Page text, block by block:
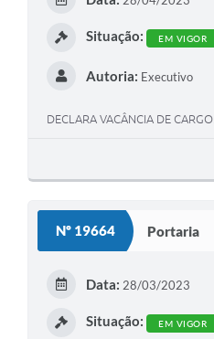
Situação: EM VIGOR
Autoria: Executivo
DECLARA VACÂNCIA DE CARGO.
Nº 19664 Portaria
Data: 28/03/2023
Situação: EM VIGOR